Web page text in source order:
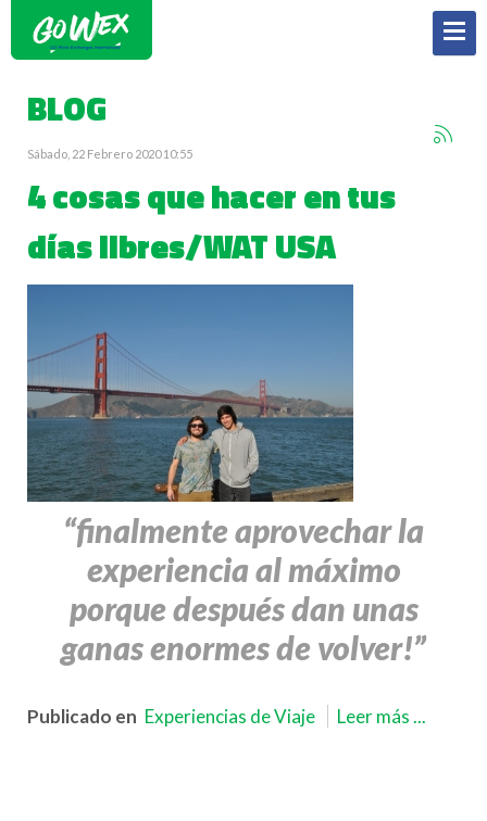
BLOG
Sábado, 22 Febrero 2020 10:55
4 cosas que hacer en tus
días libres/WAT USA
“finalmente aprovechar la
experiencia al máximo
porque después dan unas
ganas enormes de volver!”
Publicado en Experiencias de Viaje Leer más ...